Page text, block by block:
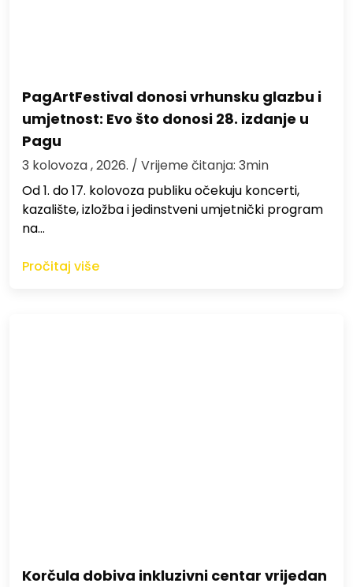
PagArtFestival donosi vrhunsku glazbu i
umjetnost: Evo što donosi 28. izdanje u
Pagu
3 kolovoza , 2026. / Vrijeme čitanja: 3min
Od 1. do 17. kolovoza publiku očekuju koncerti,
kazalište, izložba i jedinstveni umjetnički program
na…
Pročitaj više
Korčula dobiva inkluzivni centar vrijedan